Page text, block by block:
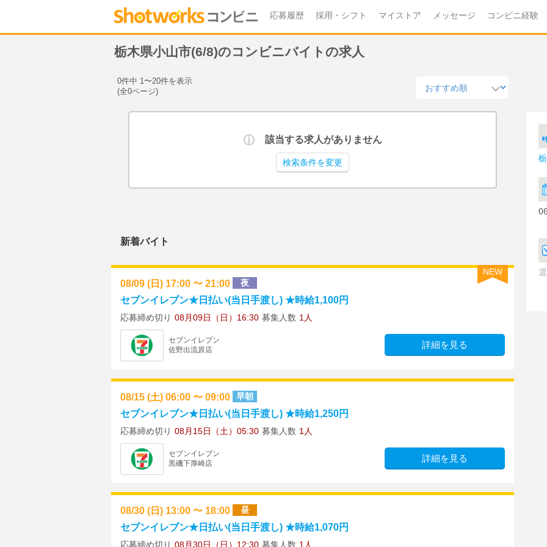
応募履歴 採用・シフト マイストア メッセージ コンビニ経験
栃木県小山市(6/8)のコンビニバイトの求人
0件中 1〜20件を表示
(全0ページ)
該当する求人がありません
検索条件を変更
新着バイト
NEW
08/09 (日) 17:00 〜 21:00 夜
セブンイレブン★日払い(当日手渡し) ★時給1,100円
応募締め切り 08月09日（日）16:30 募集人数 1人
セブンイレブン
佐野出流原店
詳細を見る
08/15 (土) 06:00 〜 09:00 早朝
セブンイレブン★日払い(当日手渡し) ★時給1,250円
応募締め切り 08月15日（土）05:30 募集人数 1人
セブンイレブン
黒磯下厚崎店
詳細を見る
08/30 (日) 13:00 〜 18:00 昼
セブンイレブン★日払い(当日手渡し) ★時給1,070円
応募締め切り 08月30日（日）12:30 募集人数 1人